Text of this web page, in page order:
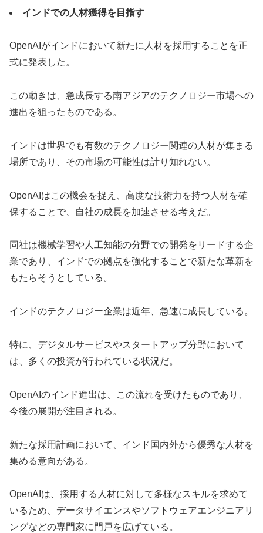
インドでの人材獲得を目指す
OpenAIがインドにおいて新たに人材を採用することを正
式に発表した。
この動きは、急成長する南アジアのテクノロジー市場への
進出を狙ったものである。
インドは世界でも有数のテクノロジー関連の人材が集まる
場所であり、その市場の可能性は計り知れない。
OpenAIはこの機会を捉え、高度な技術力を持つ人材を確
保することで、自社の成長を加速させる考えだ。
同社は機械学習や人工知能の分野での開発をリードする企
業であり、インドでの拠点を強化することで新たな革新を
もたらそうとしている。
インドのテクノロジー企業は近年、急速に成長している。
特に、デジタルサービスやスタートアップ分野において
は、多くの投資が行われている状況だ。
OpenAIのインド進出は、この流れを受けたものであり、
今後の展開が注目される。
新たな採用計画において、インド国内外から優秀な人材を
集める意向がある。
OpenAIは、採用する人材に対して多様なスキルを求めて
いるため、データサイエンスやソフトウェアエンジニアリ
ングなどの専門家に門戸を広げている。